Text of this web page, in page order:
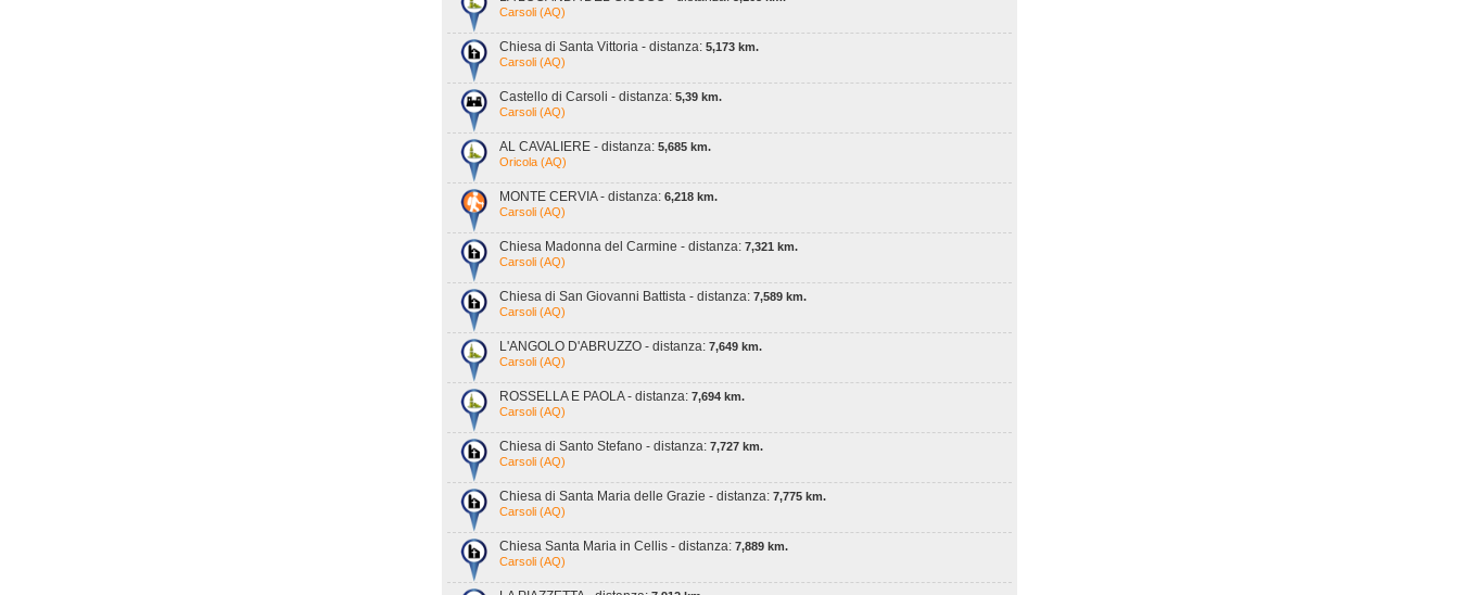
Carsoli (AQ)
Chiesa di Santa Vittoria - distanza: 5,173 km.
Carsoli (AQ)
Castello di Carsoli - distanza: 5,39 km.
Carsoli (AQ)
AL CAVALIERE - distanza: 5,685 km.
Oricola (AQ)
MONTE CERVIA - distanza: 6,218 km.
Carsoli (AQ)
Chiesa Madonna del Carmine - distanza: 7,321 km.
Carsoli (AQ)
Chiesa di San Giovanni Battista - distanza: 7,589 km.
Carsoli (AQ)
L'ANGOLO D'ABRUZZO - distanza: 7,649 km.
Carsoli (AQ)
ROSSELLA E PAOLA - distanza: 7,694 km.
Carsoli (AQ)
Chiesa di Santo Stefano - distanza: 7,727 km.
Carsoli (AQ)
Chiesa di Santa Maria delle Grazie - distanza: 7,775 km.
Carsoli (AQ)
Chiesa Santa Maria in Cellis - distanza: 7,889 km.
Carsoli (AQ)